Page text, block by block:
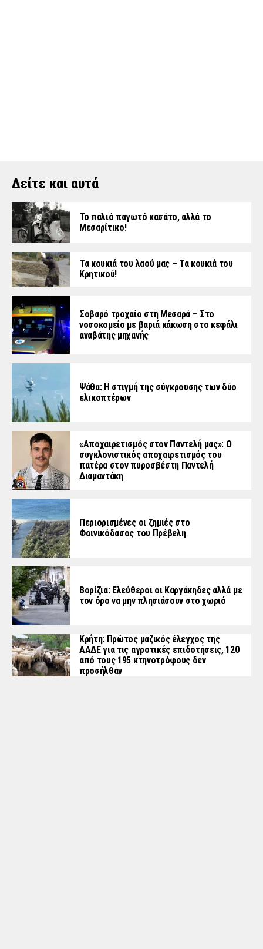
Δείτε και αυτά
Το παλιό παγωτό κασάτο, αλλά το
Μεσαρίτικο!
Τα κουκιά του λαού μας – Τα κουκιά του
Κρητικού!
Σοβαρό τροχαίο στη Μεσαρά – Στο
νοσοκομείο με βαριά κάκωση στο κεφάλι
αναβάτης μηχανής
Ψάθα: Η στιγμή της σύγκρουσης των δύο
ελικοπτέρων
«Aποχαιρετισμός στον Παντελή μας»: Ο
συγκλονιστικός αποχαιρετισμός του
πατέρα στον πυροσβέστη Παντελή
Διαμαντάκη
Περιορισμένες οι ζημιές στο
Φοινικόδασος του Πρέβελη
Βορίζια: Ελεύθεροι οι Καργάκηδες αλλά με
τον όρο να μην πλησιάσουν στο χωριό
Κρήτη: Πρώτος μαζικός έλεγχος της
ΑΑΔΕ για τις αγροτικές επιδοτήσεις, 120
από τους 195 κτηνοτρόφους δεν
προσήλθαν